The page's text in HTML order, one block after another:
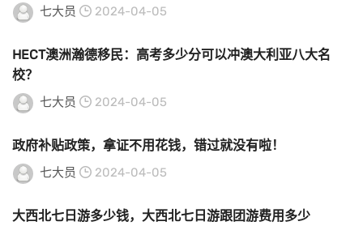
七大员 2024-04-05
HECT澳洲瀚德移民：高考多少分可以冲澳大利亚八大名
校？
七大员 2024-04-05
政府补贴政策，拿证不用花钱，错过就没有啦！
七大员 2024-04-05
大西北七日游多少钱，大西北七日游跟团游费用多少